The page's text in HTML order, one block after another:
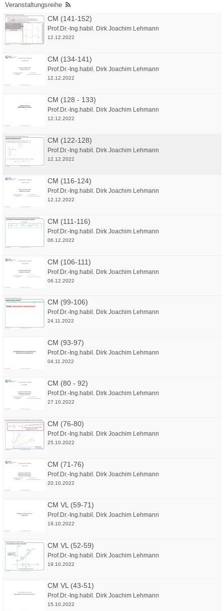
Veranstaltungsreihe
CM (141-152)
Prof.Dr.-Ing.habil. Dirk Joachim Lehmann
12.12.2022
CM (134-141)
Prof.Dr.-Ing.habil. Dirk Joachim Lehmann
12.12.2022
CM (128 - 133)
Prof.Dr.-Ing.habil. Dirk Joachim Lehmann
12.12.2022
CM (122-128)
Prof.Dr.-Ing.habil. Dirk Joachim Lehmann
12.12.2022
CM (116-124)
Prof.Dr.-Ing.habil. Dirk Joachim Lehmann
12.12.2022
CM (111-116)
Prof.Dr.-Ing.habil. Dirk Joachim Lehmann
06.12.2022
CM (106-111)
Prof.Dr.-Ing.habil. Dirk Joachim Lehmann
06.12.2022
CM (99-106)
Prof.Dr.-Ing.habil. Dirk Joachim Lehmann
24.11.2022
CM (93-97)
Prof.Dr.-Ing.habil. Dirk Joachim Lehmann
04.11.2022
CM (80 - 92)
Prof.Dr.-Ing.habil. Dirk Joachim Lehmann
27.10.2022
CM (76-80)
Prof.Dr.-Ing.habil. Dirk Joachim Lehmann
25.10.2022
CM (71-76)
Prof.Dr.-Ing.habil. Dirk Joachim Lehmann
20.10.2022
CM VL (59-71)
Prof.Dr.-Ing.habil. Dirk Joachim Lehmann
19.10.2022
CM VL (52-59)
Prof.Dr.-Ing.habil. Dirk Joachim Lehmann
19.10.2022
CM VL (43-51)
Prof.Dr.-Ing.habil. Dirk Joachim Lehmann
15.10.2022